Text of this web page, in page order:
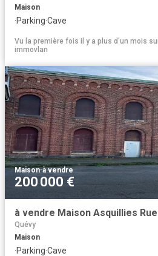
Maison
·Parking·Cave
Vu la première fois il y a plus d'un mois
immovlan
Maison·à vendre
200 000 €
à vendre Maison Asquillies
Quévy
Maison
·Parking·Cave